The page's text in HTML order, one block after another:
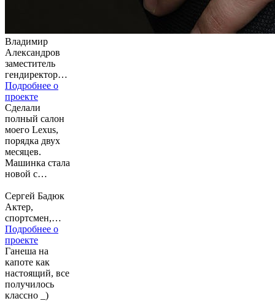
Владимир
Александров
заместитель
гендиректора
авиационной
компании
«Аэрофлот»
Лучший
корпоративный
юрист 2017
года.
Подробнее о
проекте
Сделали
полный салон
моего Lexus,
порядка двух
месяцев.
Машинка стала
новой с
дизайном,
молодцы!
Сергей Бадюк
Актер,
спортсмен,
общественный
деятель
Подробнее о
проекте
Ганеша на
капоте как
настоящий, все
получилось
классно _)